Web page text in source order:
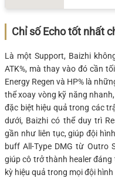
Chỉ số Echo tốt nhất
Là một Support, Baizhi
ATK%, mà thay vào đó cần
Energy Regen và HP% là
thể xoay vòng kỹ năng
đặc biệt hiệu quả trong các
dưới, Baizhi có thể duy trì
gần như liên tục, giúp đội
buff All-Type DMG từ Outro
giúp cô trở thành healer
kỳ hiệu quả trong mọi đội